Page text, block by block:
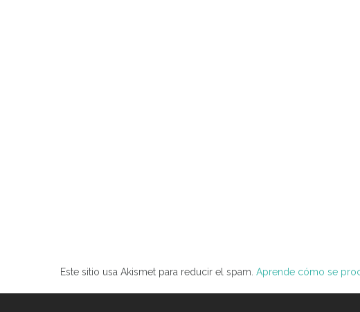
Este sitio usa Akismet para reducir el spam. Aprende cómo se